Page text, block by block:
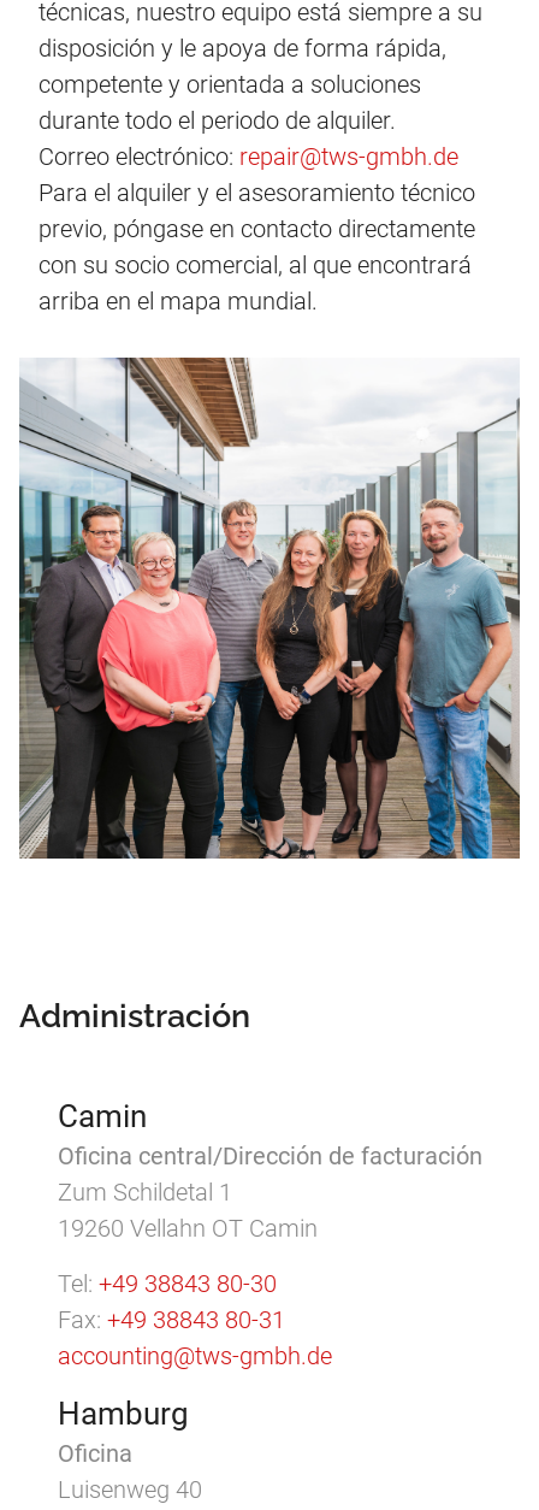
técnicas, nuestro equipo está siempre a su
disposición y le apoya de forma rápida,
competente y orientada a soluciones
durante todo el periodo de alquiler.
Correo electrónico: repair@tws-gmbh.de
Para el alquiler y el asesoramiento técnico
previo, póngase en contacto directamente
con su socio comercial, al que encontrará
arriba en el mapa mundial.
Administración
Camin
Oficina central/Dirección de facturación
Zum Schildetal 1
19260 Vellahn OT Camin
Tel: +49 38843 80-30
Fax: +49 38843 80-31
accounting@tws-gmbh.de
Hamburg
Oficina
Luisenweg 40